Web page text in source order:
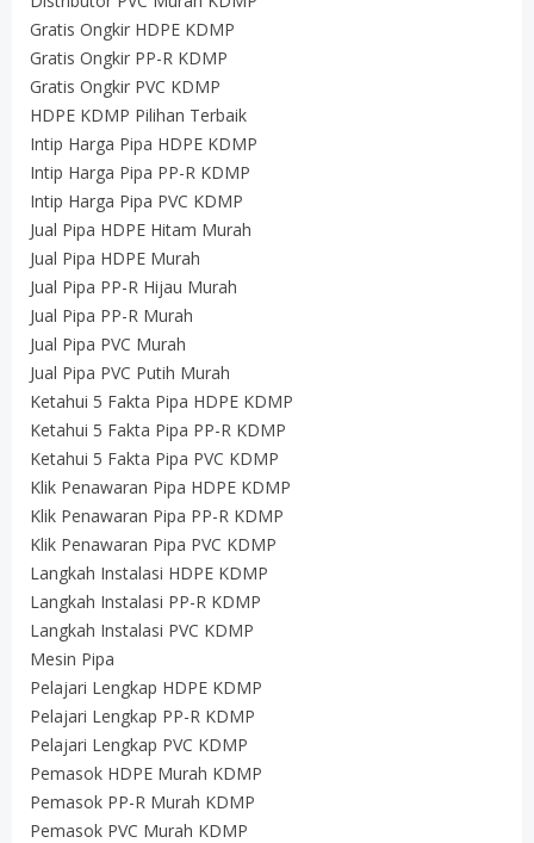
Gratis Ongkir HDPE KDMP
Gratis Ongkir PP-R KDMP
Gratis Ongkir PVC KDMP
HDPE KDMP Pilihan Terbaik
Intip Harga Pipa HDPE KDMP
Intip Harga Pipa PP-R KDMP
Intip Harga Pipa PVC KDMP
Jual Pipa HDPE Hitam Murah
Jual Pipa HDPE Murah
Jual Pipa PP-R Hijau Murah
Jual Pipa PP-R Murah
Jual Pipa PVC Murah
Jual Pipa PVC Putih Murah
Ketahui 5 Fakta Pipa HDPE KDMP
Ketahui 5 Fakta Pipa PP-R KDMP
Ketahui 5 Fakta Pipa PVC KDMP
Klik Penawaran Pipa HDPE KDMP
Klik Penawaran Pipa PP-R KDMP
Klik Penawaran Pipa PVC KDMP
Langkah Instalasi HDPE KDMP
Langkah Instalasi PP-R KDMP
Langkah Instalasi PVC KDMP
Mesin Pipa
Pelajari Lengkap HDPE KDMP
Pelajari Lengkap PP-R KDMP
Pelajari Lengkap PVC KDMP
Pemasok HDPE Murah KDMP
Pemasok PP-R Murah KDMP
Pemasok PVC Murah KDMP